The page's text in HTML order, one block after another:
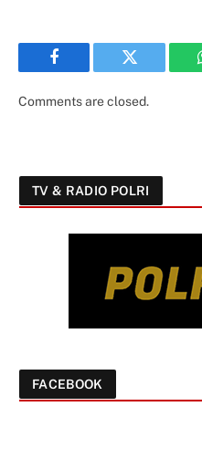
Facebook Twitter
Comments are closed.
TV & RADIO POLRI
FACEBOOK